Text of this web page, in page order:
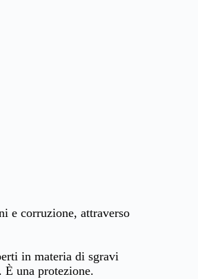
e corruzione, attraverso
in materia di sgravi
una protezione.